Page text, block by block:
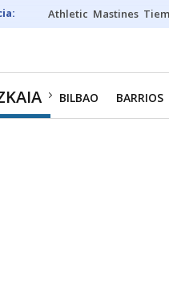
Athletic Mastines
BILBAO BARRIOS